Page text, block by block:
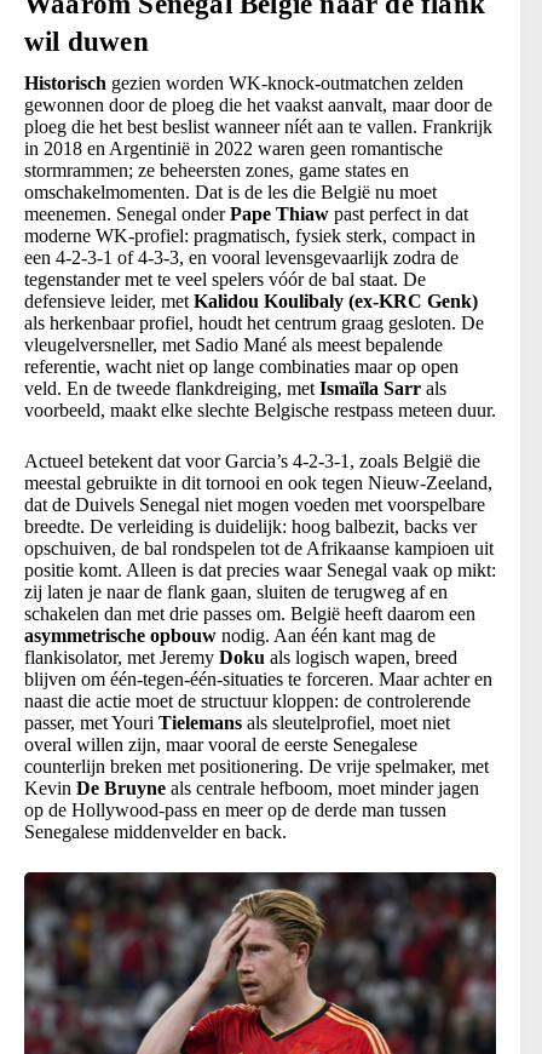
wil duwen
Historisch gezien worden WK-knock-outmatchen zelden
gewonnen door de ploeg die het vaakst aanvalt, maar door de
ploeg die het best beslist wanneer níét aan te vallen. Frankrijk
in 2018 en Argentinië in 2022 waren geen romantische
stormrammen; ze beheersten zones, game states en
omschakelmomenten. Dat is de les die België nu moet
meenemen. Senegal onderPape Thiaw past perfect in dat
moderne WK-profiel: pragmatisch, fysiek sterk, compact in
een 4-2-3-1 of 4-3-3, en vooral levensgevaarlijk zodra de
tegenstander met te veel spelers vóór de bal staat. De
defensieve leider, met Kalidou Koulibaly (ex-KRC Genk)
als herkenbaar profiel, houdt het centrum graag gesloten. De
vleugelversneller, met Sadio Mané als meest bepalende
referentie, wacht niet op lange combinaties maar op open
veld. En de tweede flankdreiging, met Ismaïla Sarr als
voorbeeld, maakt elke slechte Belgische restpass meteen duur.
Actueel betekent dat voor Garcia’s 4-2-3-1, zoals België die
meestal gebruikte in dit tornooi en ook tegen Nieuw-Zeeland,
dat de Duivels Senegal niet mogen voeden met voorspelbare
breedte. De verleiding is duidelijk: hoog balbezit, backs ver
opschuiven, de bal rondspelen tot de Afrikaanse kampioen uit
positie komt. Alleen is dat precies waar Senegal vaak op mikt:
zij laten je naar de flank gaan, sluiten de terugweg af en
schakelen dan met drie passes om. België heeft daarom een
asymmetrische opbouw nodig. Aan één kant mag de
flankisolator, met Jeremy Doku als logisch wapen, breed
blijven om één-tegen-één-situaties te forceren. Maar achter en
naast die actie moet de structuur kloppen: de controlerende
passer, met Youri Tielemans als sleutelprofiel, moet niet
overal willen zijn, maar vooral de eerste Senegalese
counterlijn breken met positionering. De vrije spelmaker, met
Kevin De Bruyne als centrale hefboom, moet minder jagen
op de Hollywood-pass en meer op de derde man tussen
Senegalese middenvelder en back.